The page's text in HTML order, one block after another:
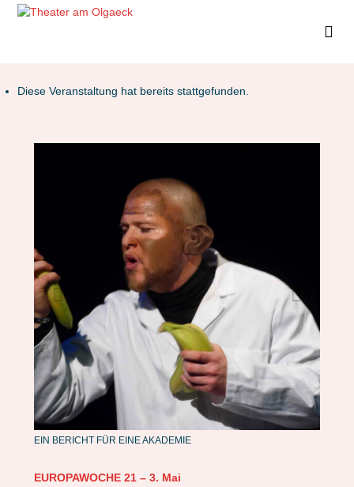
Diese Veranstaltung hat bereits stattgefunden.
EIN BERICHT FÜR EINE AKADEMIE
EUROPAWOCHE 21 – 3. Mai